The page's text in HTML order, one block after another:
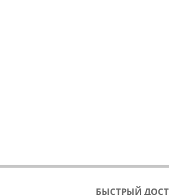
БЫСТРЫЙ